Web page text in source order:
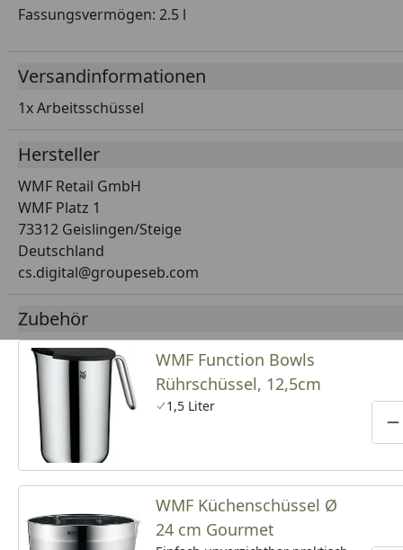
Fassungsvermögen: 2.5 l
Versandinformationen
1x Arbeitsschüssel
Hersteller
WMF Retail GmbH
WMF Platz 1
73312 Geislingen/Steige
Deutschland
cs.digital@groupeseb.com
Zubehör
WMF Function Bowls
Rührschüssel, 12,5cm
1,5 Liter
WMF Küchenschüssel Ø
24 cm Gourmet